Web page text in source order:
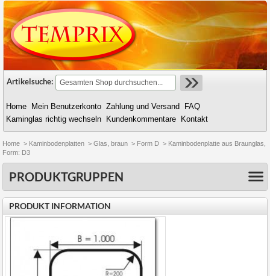
Artikelsuche:
Home Mein Benutzerkonto Zahlung und Versand
FAQ
Kaminglas richtig wechseln
Kundenkommentare Kontakt
Home > Kaminbodenplatten > Glas, braun > Form D > Kaminbodenplatte aus Braunglas,
Form: D3
PRODUKTGRUPPEN
PRODUKT INFORMATION